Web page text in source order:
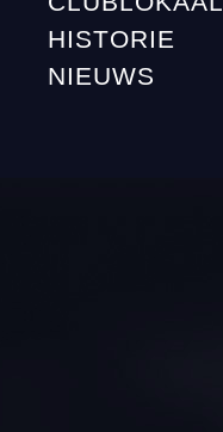
HISTORIE
NIEUWS